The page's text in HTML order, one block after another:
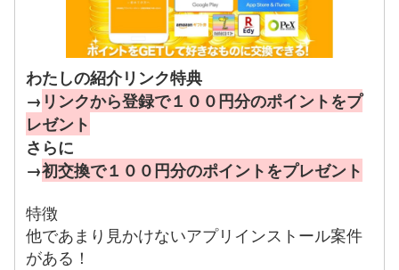
わたしの紹介リンク特典
→ リンクから登録で１００円分のポイントをプ
レゼント
さらに
→初交換で１００円分のポイントをプレゼント
特徴
他であまり見かけないアプリインストール案件
がある！